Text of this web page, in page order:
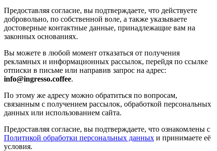
Предоставляя согласие, вы подтверждаете, что действуете
добровольно, по собственной воле, а также указываете
достоверные контактные данные, принадлежащие вам на
законных основаниях.
Вы можете в любой момент отказаться от получения
рекламных и информационных рассылок, перейдя по ссылке
отписки в письме или направив запрос на адрес:
info@ingresso.coffee.
По этому же адресу можно обратиться по вопросам,
связанным с получением рассылок, обработкой персональных
данных или использованием сайта.
Предоставляя согласие, вы подтверждаете, что ознакомлены с
Политикой обработки персональных данных и принимаете её
условия.